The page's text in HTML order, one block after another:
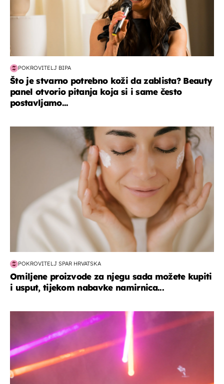
POKROVITELJ BIPA
Što je stvarno potrebno koži da zablista? Beauty
panel otvorio pitanja koja si i same često
postavljamo...
moda & ljepota
POKROVITELJ SPAR HRVATSKA
Omiljene proizvode za njegu sada možete kupiti
i usput, tijekom nabavke namirnica...